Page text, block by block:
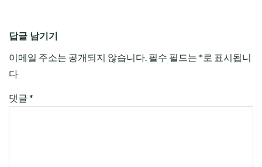
답글 남기기
이메일 주소는 공개되지 않습니다. 필수 필드는 * 로 표시됩니
다
댓글 *